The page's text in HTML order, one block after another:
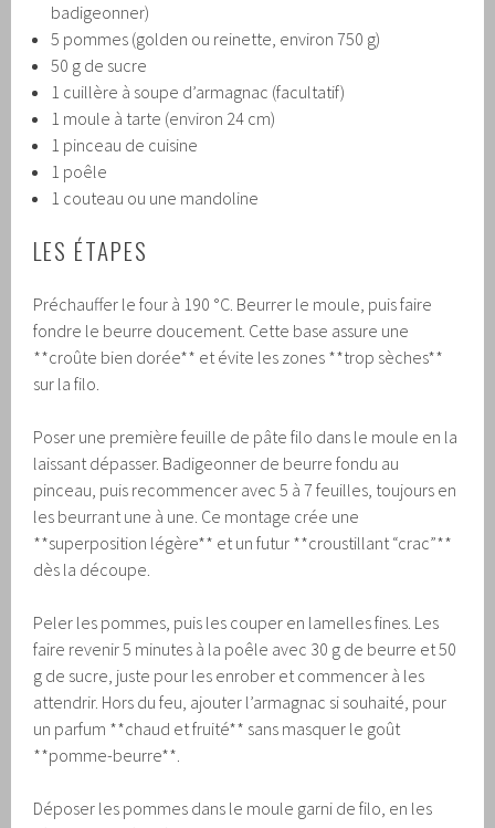
badigeonner)
5 pommes (golden ou reinette, environ 750 g)
50 g de sucre
1 cuillère à soupe d’armagnac (facultatif)
1 moule à tarte (environ 24 cm)
1 pinceau de cuisine
1 poêle
1 couteau ou une mandoline
LES ÉTAPES
Préchauffer le four à 190 °C. Beurrer le moule, puis faire
fondre le beurre doucement. Cette base assure une
**croûte bien dorée** et évite les zones **trop sèches**
sur la filo.
Poser une première feuille de pâte filo dans le moule en la
laissant dépasser. Badigeonner de beurre fondu au
pinceau, puis recommencer avec 5 à 7 feuilles, toujours en
les beurrant une à une. Ce montage crée une
**superposition légère** et un futur **croustillant “crac”**
dès la découpe.
Peler les pommes, puis les couper en lamelles fines. Les
faire revenir 5 minutes à la poêle avec 30 g de beurre et 50
g de sucre, juste pour les enrober et commencer à les
attendrir. Hors du feu, ajouter l’armagnac si souhaité, pour
un parfum **chaud et fruité** sans masquer le goût
**pomme-beurre**.
Déposer les pommes dans le moule garni de filo, en les